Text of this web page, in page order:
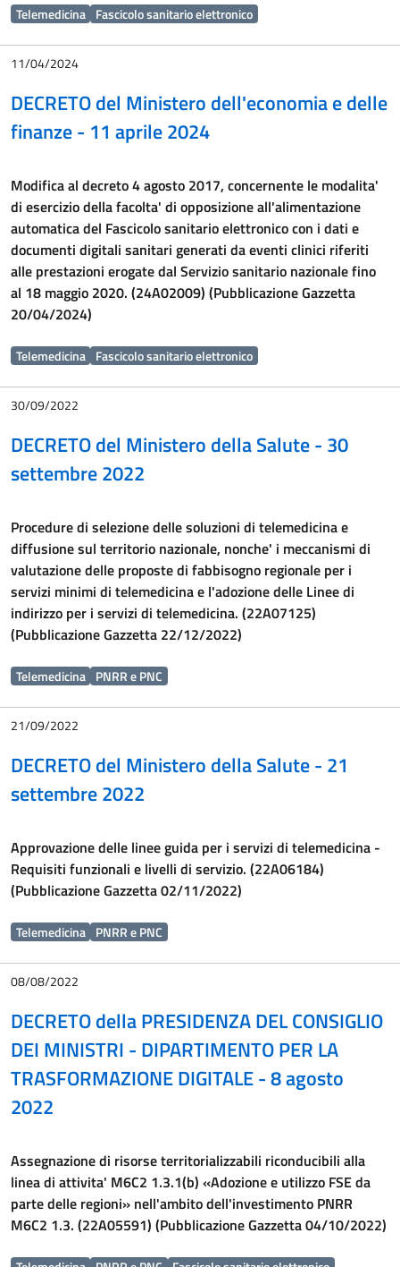
Telemedicina Fascicolo sanitario elettronico
11/04/2024
DECRETO del Ministero dell'economia e delle
finanze - 11 aprile 2024
Modifica al decreto 4 agosto 2017, concernente le modalita'
di esercizio della facolta' di opposizione all'alimentazione
automatica del Fascicolo sanitario elettronico con i dati e
documenti digitali sanitari generati da eventi clinici riferiti
alle prestazioni erogate dal Servizio sanitario nazionale fino
al 18 maggio 2020. (24A02009) (Pubblicazione Gazzetta
20/04/2024)
Telemedicina Fascicolo sanitario elettronico
30/09/2022
DECRETO del Ministero della Salute - 30
settembre 2022
Procedure di selezione delle soluzioni di telemedicina e
diffusione sul territorio nazionale, nonche' i meccanismi di
valutazione delle proposte di fabbisogno regionale per i
servizi minimi di telemedicina e l'adozione delle Linee di
indirizzo per i servizi di telemedicina. (22A07125)
(Pubblicazione Gazzetta 22/12/2022)
Telemedicina PNRR e PNC
21/09/2022
DECRETO del Ministero della Salute - 21
settembre 2022
Approvazione delle linee guida per i servizi di telemedicina -
Requisiti funzionali e livelli di servizio. (22A06184)
(Pubblicazione Gazzetta 02/11/2022)
Telemedicina PNRR e PNC
08/08/2022
DECRETO della PRESIDENZA DEL CONSIGLIO
DEI MINISTRI - DIPARTIMENTO PER LA
TRASFORMAZIONE DIGITALE - 8 agosto
2022
Assegnazione di risorse territorializzabili riconducibili alla
linea di attivita' M6C2 1.3.1(b) «Adozione e utilizzo FSE da
parte delle regioni» nell'ambito dell'investimento PNRR
M6C2 1.3. (22A05591) (Pubblicazione Gazzetta 04/10/2022)